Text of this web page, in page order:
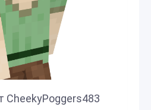
CheekyPoggers483